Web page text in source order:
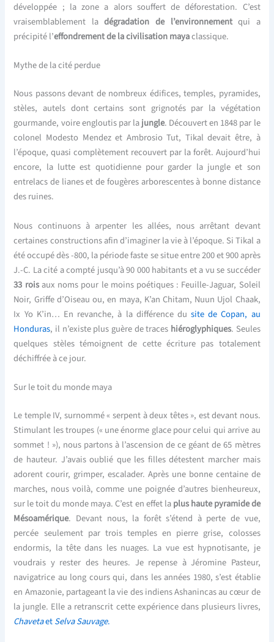
développée ; la zone a alors souffert de déforestation. C’est
vraisemblablement ladégradation de l’environnementqui a
précipité l’effondrement de la civilisation mayaclassique.
Mythe de la cité perdue
Nous passons devant de nombreux édifices, temples, pyramides,
stèles, autels dont certains sont grignotés par la végétation
gourmande, voire engloutis par lajungle. Découvert en 1848 par le
colonel Modesto Mendez et Ambrosio Tut, Tikal devait être, à
l’époque, quasi complètement recouvert par la forêt. Aujourd’hui
encore, la lutte est quotidienne pour garder la jungle et son
entrelacs de lianes et de fougères arborescentes à bonne distance
des ruines.
Nous continuons à arpenter les allées, nous arrêtant devant
certaines constructions afin d’imaginer la vie à l’époque. Si Tikal a
été occupé dès -800, la période faste se situe entre 200 et 900 après
J.-C. La cité a compté jusqu’à 90 000 habitants et a vu se succéder
33 roisaux noms pour le moins poétiques : Feuille-Jaguar, Soleil
Noir, Griffe d’Oiseau ou, en maya, K’an Chitam, Nuun Ujol Chaak,
Ix Yo K’in… En revanche, à la différence dusite de Copan, au
Honduras, il n’existe plus guère de traces hiéroglyphiques. Seules
quelques stèles témoignent de cette écriture pas totalement
déchiffrée à ce jour.
Sur le toit du monde maya
Le temple IV, surnommé « serpent à deux têtes », est devant nous.
Stimulant les troupes (« une énorme glace pour celui qui arrive au
sommet ! »), nous partons à l’ascension de ce géant de 65 mètres
de hauteur. J’avais oublié que les filles détestent marcher mais
adorent courir, grimper, escalader. Après une bonne centaine de
marches, nous voilà, comme une poignée d’autres bienheureux,
sur le toit du monde maya. C’est en effet laplus haute pyramide de
Mésoamérique. Devant nous, la forêt s’étend à perte de vue,
percée seulement par trois temples en pierre grise, colosses
endormis, la tête dans les nuages. La vue est hypnotisante, je
voudrais y rester des heures. Je repense à Jéromine Pasteur,
navigatrice au long cours qui, dans les années 1980, s’est établie
en Amazonie, partageant la vie des indiens Ashanincas au cœur de
la jungle. Elle a retranscrit cette expérience dans plusieurs livres,
ChavetaetSelva Sauvage.